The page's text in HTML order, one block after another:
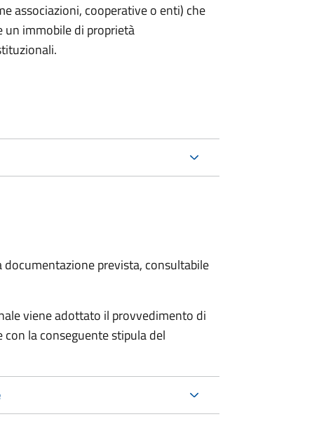
associazioni, cooperative o enti) che
un immobile di proprietà
prevista, consultabile
viene adottato il provvedimento di
la conseguente stipula del